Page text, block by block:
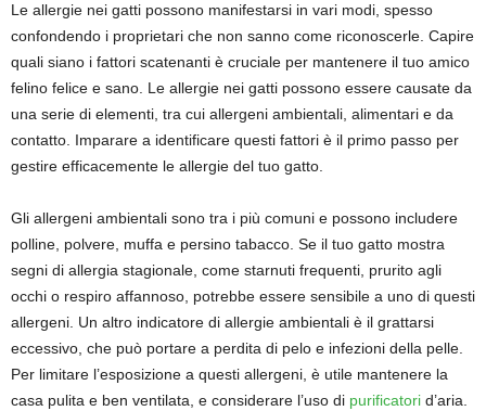
Le allergie nei gatti possono manifestarsi in vari modi, spesso
confondendo i proprietari che non sanno come riconoscerle. Capire
quali siano i fattori scatenanti è cruciale per mantenere il tuo amico
felino felice e sano. Le allergie nei gatti possono essere causate da
una serie di elementi, tra cui allergeni ambientali, alimentari e da
contatto. Imparare a identificare questi fattori è il primo passo per
gestire efficacemente le allergie del tuo gatto.
Gli allergeni ambientali sono tra i più comuni e possono includere
polline, polvere, muffa e persino tabacco. Se il tuo gatto mostra
segni di allergia stagionale, come starnuti frequenti, prurito agli
occhi o respiro affannoso, potrebbe essere sensibile a uno di questi
allergeni. Un altro indicatore di allergie ambientali è il grattarsi
eccessivo, che può portare a perdita di pelo e infezioni della pelle.
Per limitare l’esposizione a questi allergeni, è utile mantenere la
casa pulita e ben ventilata, e considerare l’uso di purificatori d’aria.